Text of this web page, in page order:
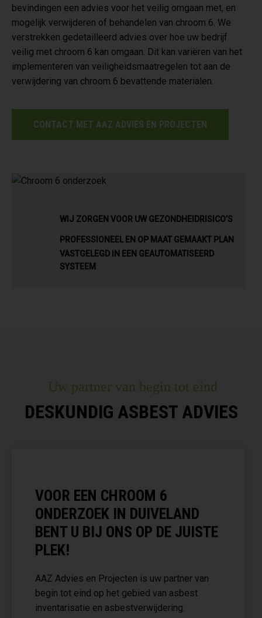
bevindingen een advies voor het veilig omgaan met, en
mogelijk verwijderen of behandelen van chroom 6. We
verstrekken gedetailleerd advies over hoe uw bedrijf
veilig met chroom 6 kan omgaan. Dit kan variëren van het
implementeren van veiligheidsmaatregelen tot aan de
verwijdering van chroom 6 bevattende materialen.
CONTACT MET AAZ ADVIES EN PROJECTEN
WIJ ZORGEN VOOR UW GEZONDHEIDRISICO’S
PROFESSIONEEL EN OP MAAT GEMAAKT PLAN
VASTGELEGD IN EEN GEAUTOMATISEERD
SYSTEEM
Uw partner van begin tot eind
DESKUNDIG ASBEST ADVIES
VOOR EEN CHROOM 6
ONDERZOEK IN DUIVELAND
BENT U BIJ ONS OP DE JUISTE
PLEK!
AAZ Advies en Projecten is uw partner van
begin tot eind op het gebied van asbest
inventarisatie en asbestverwijdering.